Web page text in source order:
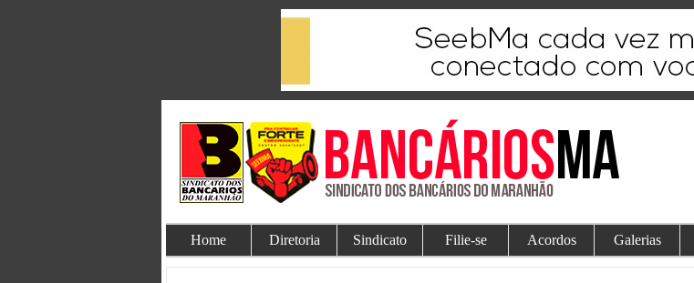
Home Diretoria Sindicato Filie-se Acordos Galerias